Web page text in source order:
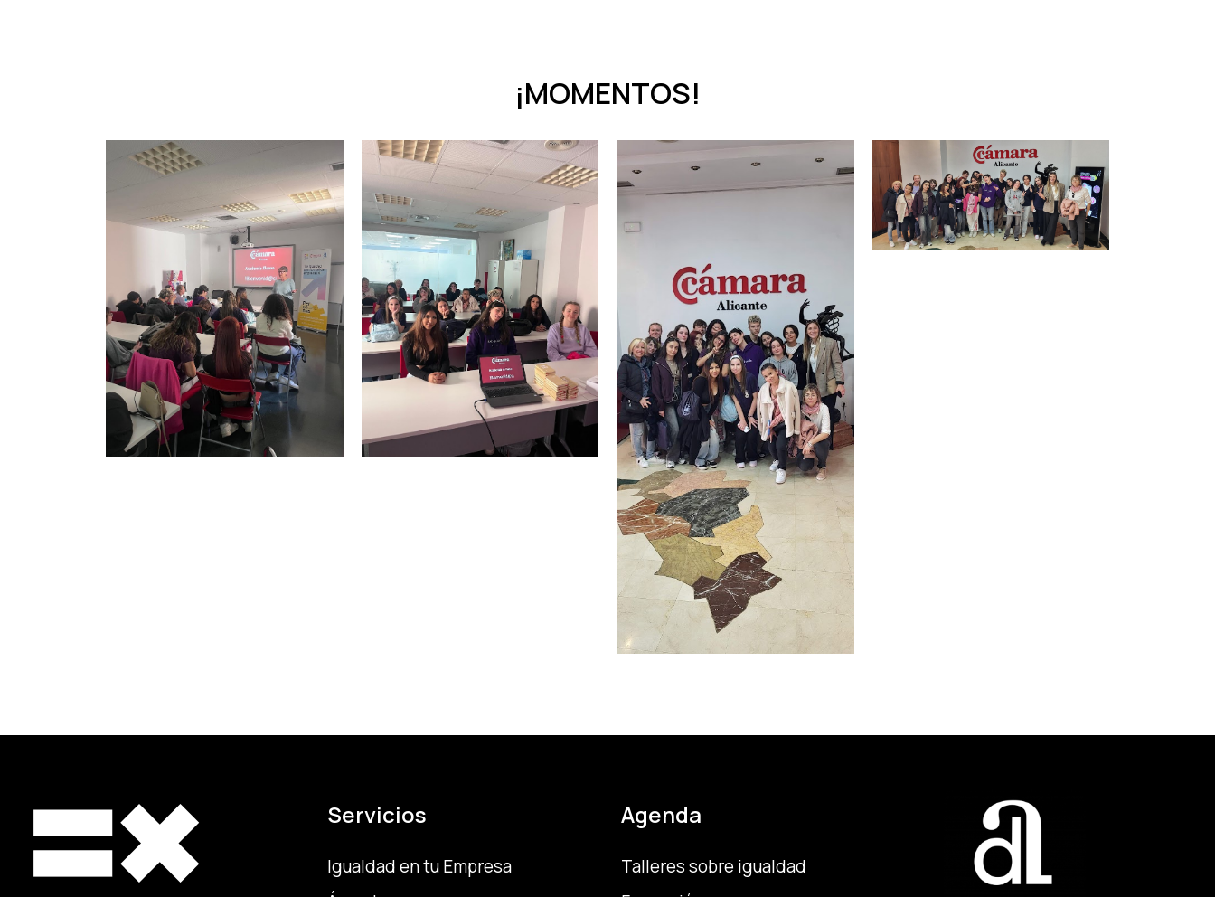
¡MOMENTOS!
Servicios
Igualdad en tu Empresa
Agenda
Talleres sobre igualdad